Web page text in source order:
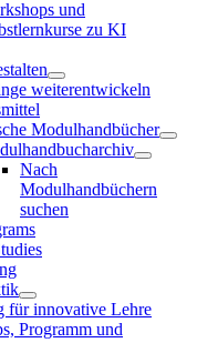
und
zu KI
weiterentwickeln
Modulhandbücher
Nach
Modulhandbüchern
suchen
für innovative Lehre
Programm und